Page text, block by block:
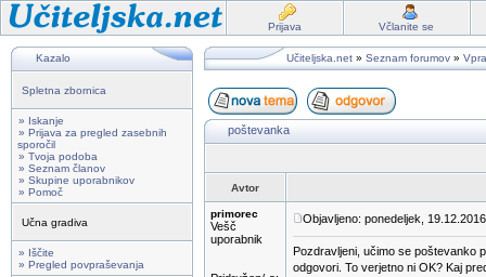
Prijava Včlanite se
Kazalo
Spletna zbornica
» Iskanje
» Prijava za pregled zasebnih
sporočil
» Tvoja podoba
» Seznam članov
» Skupine uporabnikov
» Pomoč
Učna gradiva
» Iščite
» Pregled povpraševanja
Učiteljska.net » Seznam forumov »
poštevanka
Avtor
primorec
Vešč
uporabnik
Objavljeno: ponedeljek,
Pozdravljeni, učimo se poštevanko
odgovori. To verjetno ni OK? Kaj